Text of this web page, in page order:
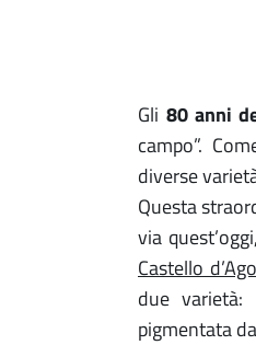
Gli 80 anni
campo”.
diverse
Questa
via
Castello
due varietà:
pigmentata